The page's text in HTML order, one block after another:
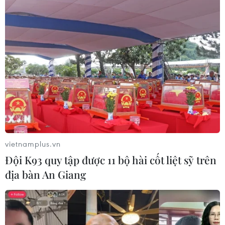
lượng
08/08/2026 01:33
Việt Nam cần theo dõi chặt chẽ các
biện pháp phòng vệ thương mại tại
Canada
08/08/2026 00:39
Libya tiến gần hơn tới mục tiêu khai
08/08/2026 00:12
Những tư duy mới về
phát triển quốc gia biển mạnh
07/08/2026 23:55
vietnamplus.vn
Đội K93 quy tập được 11 bộ hài cốt liệt sỹ trên
địa bàn An Giang